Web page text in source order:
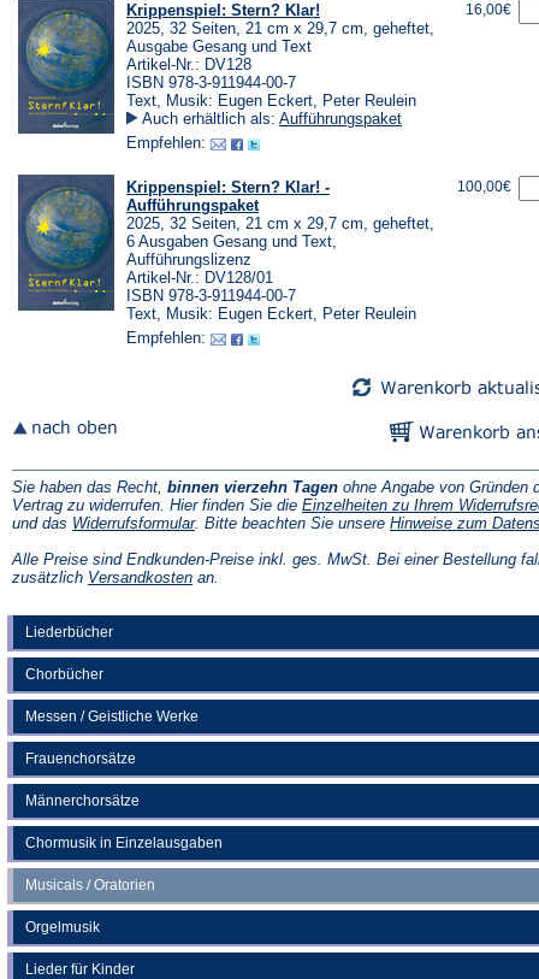
Liederbücher
Chorbücher
Messen / Geistliche Werke
Frauenchorsätze
Männerchorsätze
Chormusik in Einzelausgaben
Musicals / Oratorien
Orgelmusik
Lieder für Kinder
Krippenspiel: Stern? Klar!
2025, 32 Seiten, 21 cm x 29,7 cm, geheftet,
Ausgabe Gesang und Text
Artikel-Nr.: DV128
ISBN 978-3-911944-00-7
Text, Musik: Eugen Eckert, Peter Reulein
Auch erhältlich als: Aufführungspaket
Empfehlen:
16,00€
Krippenspiel: Stern? Klar! -
Aufführungspaket
2025, 32 Seiten, 21 cm x 29,7 cm, geheftet,
6 Ausgaben Gesang und Text,
Aufführungslizenz
Artikel-Nr.: DV128/01
ISBN 978-3-911944-00-7
Text, Musik: Eugen Eckert, Peter Reulein
Empfehlen:
100,00€
Sie haben das Recht, binnen vierzehn Tagen ohne Angabe von Gründen
Vertrag zu widerrufen. Hier finden Sie die Einzelheiten zu Ihrem
und das Widerrufsformular(Öffnet
einem
neuen
. Bitte beachten Sie unsere Hinweise zum
Alle Preise sind Endkunden-Preise inkl. ges. MwSt. Bei einer Bestellung
zusätzlich Versandkosten(Öffnet
an.